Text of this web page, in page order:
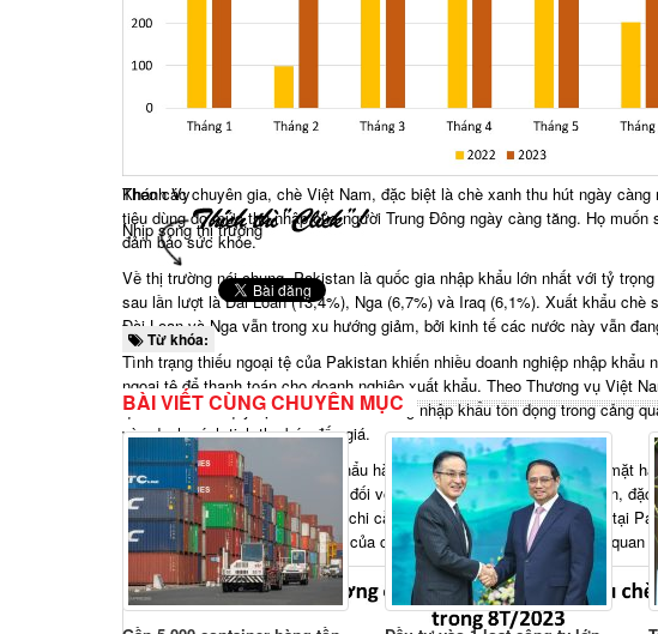
Theo các chuyên gia, chè Việt Nam, đặc biệt là chè xanh thu hút ngày
tiêu dùng do mức thu nhập của người Trung Đông ngày càng tăng. Họ muốn
đảm bảo sức khỏe.
Về thị trường nói chung, Pakistan là quốc gia nhập khẩu lớn nhất với tỷ
sau lần lượt là Đài Loan (13,4%), Nga (6,7%) và Iraq (6,1%). Xuất khẩu chè
Đài Loan và Nga vẫn trong xu hướng giảm, bởi kinh tế các nước này vẫn
Tình trạng thiếu ngoại tệ của Pakistan khiến nhiều doanh nghiệp nhập khẩu
ngoại tệ để thanh toán cho doanh nghiệp xuất khẩu. Theo Thương vụ Việt
quan Pakistan quy định tất cả các lô hàng nhập khẩu tồn đọng trong cảng
vào danh sách tịch thu bán đấu giá.
Do đó, các doanh nghiệp xuất khẩu hàng hóa nói chung và xuất khẩu mặt
tới thị trường Pakistan cần lưu ý đối với các lô hàng bị chậm thanh toán,
từ thời điểm hàng đến cảng Karachi cần báo cho Thương vụ Việt Nam tại
để phát sinh chi phí và tiền phạt của cảng, hãng tàu và bị cơ quan hải quan
Khánh Vy
Nhịp sống thị trường
Từ khóa:
BÀI VIẾT CÙNG CHUYÊN MỤC